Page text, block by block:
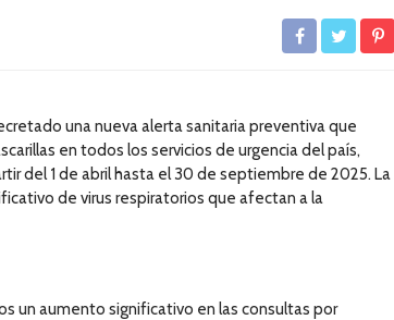
una nueva alerta sanitaria preventiva que
en todos los servicios de urgencia del país,
del 1 de abril hasta el 30 de septiembre de 2025. La
de virus respiratorios que afectan a la
un aumento significativo en las consultas por